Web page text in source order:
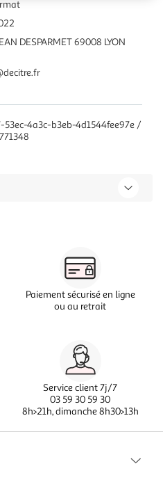
DESPARMET 69008 LYON
53ec-4a3c-b3eb-4d1544fee97e /
Paiement sécurisé en ligne
ou au retrait
Service client 7j/7
03 59 30 59 30
8h>21h, dimanche 8h30>13h